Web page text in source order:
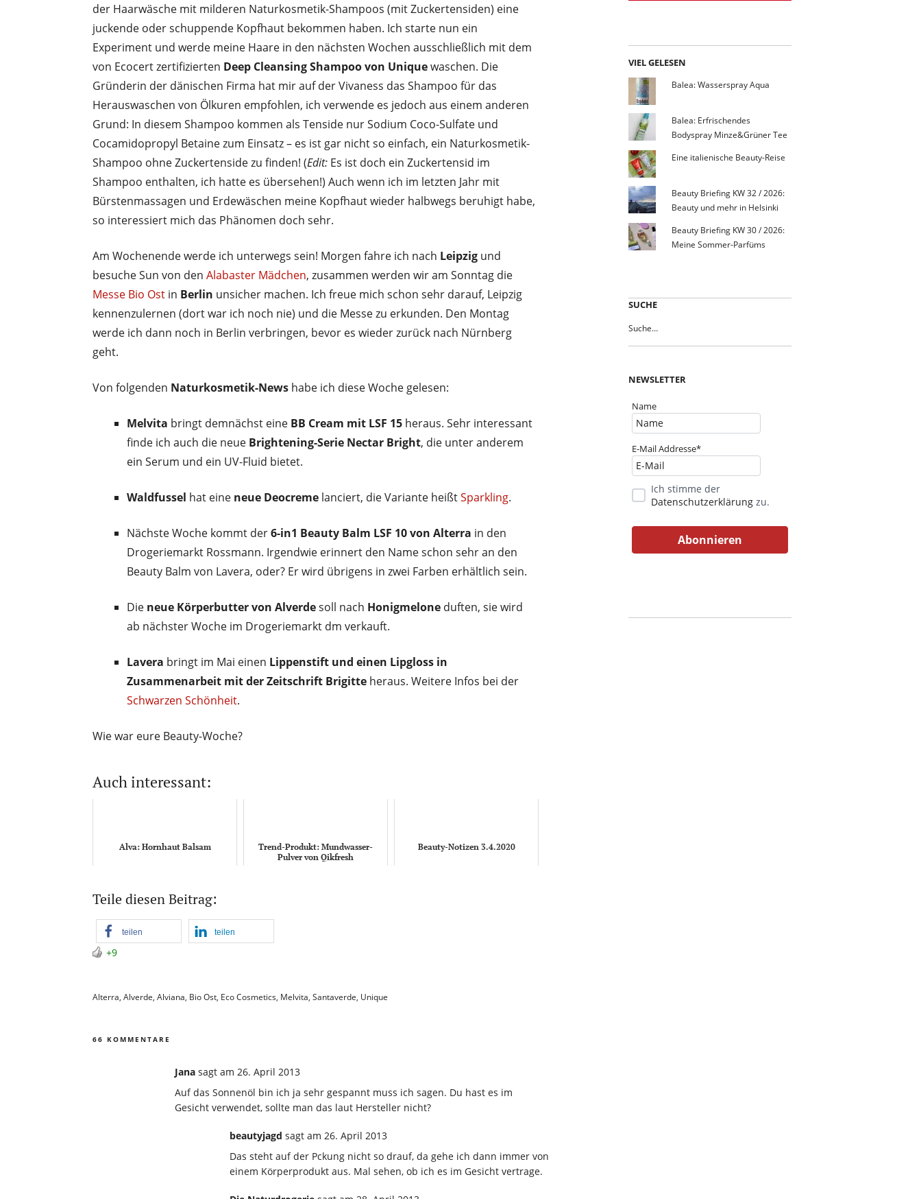
der Haarwäsche mit milderen Naturkosmetik-Shampoos (mit Zuckertensiden) eine
juckende oder schuppende Kopfhaut bekommen haben. Ich starte nun ein
Experiment und werde meine Haare in den nächsten Wochen ausschließlich mit dem
von Ecocert zertifizierten Deep Cleansing Shampoo von Uniquewaschen. Die
Gründerin der dänischen Firma hat mir auf der Vivaness das Shampoo für das
Herauswaschen von Ölkuren empfohlen, ich verwende es jedoch aus einem anderen
Grund: In diesem Shampoo kommen als Tenside nur Sodium Coco-Sulfate und
Cocamidopropyl Betaine zum Einsatz – es ist gar nicht so einfach, ein Naturkosmetik-
Shampoo ohne Zuckertenside zu finden! (Edit: Es ist doch ein Zuckertensid im
Shampoo enthalten, ich hatte es übersehen!) Auch wenn ich im letzten Jahr mit
Bürstenmassagen und Erdewäschen meine Kopfhaut wieder halbwegs beruhigt habe,
so interessiert mich das Phänomen doch sehr.
Am Wochenende werde ich unterwegs sein! Morgen fahre ich nach Leipzig und
besuche Sun von den Alabaster Mädchen, zusammen werden wir am Sonntag die
Messe Bio Ost in Berlin unsicher machen. Ich freue mich schon sehr darauf, Leipzig
kennenzulernen (dort war ich noch nie) und die Messe zu erkunden. Den Montag
werde ich dann noch in Berlin verbringen, bevor es wieder zurück nach Nürnberg
geht.
Von folgenden Naturkosmetik-News habe ich diese Woche gelesen:
Melvita bringt demnächst eine BB Cream mit LSF 15 heraus. Sehr interessant
finde ich auch die neue Brightening-Serie Nectar Bright, die unter anderem
ein Serum und ein UV-Fluid bietet.
Waldfussel hat eine neue Deocreme lanciert, die Variante heißtSparkling.
Nächste Woche kommt der6-in1 Beauty Balm LSF 10 von Alterra in den
Drogeriemarkt Rossmann. Irgendwie erinnert den Name schon sehr an den
Beauty Balm von Lavera, oder? Er wird übrigens in zwei Farben erhältlich sein.
Die neue Körperbutter von Alverdesoll nach Honigmelone duften, sie wird
ab nächster Woche im Drogeriemarkt dm verkauft.
Lavera bringt im Mai einen Lippenstift und einen Lipgloss in
Zusammenarbeit mit der Zeitschrift Brigitte heraus. Weitere Infos bei der
Schwarzen Schönheit.
Wie war eure Beauty-Woche?
Auch interessant:
Alva: Hornhaut Balsam
Trend-Produkt: Mundwasser-
Pulver von Qikfresh
Beauty-Notizen 3.4.2020
Teile diesen Beitrag:
teilen teilen
+9
Alterra, Alverde, Alviana, Bio Ost, Eco Cosmetics, Melvita, Santaverde, Unique
66 KOMMENTARE
Jana sagt am 26. April 2013
Auf das Sonnenöl bin ich ja sehr gespannt muss ich sagen. Du hast es im
Gesicht verwendet, sollte man das laut Hersteller nicht?
beautyjagd sagt am 26. April 2013
Das steht auf der Pckung nicht so drauf, da gehe ich dann immer von
einem Körperprodukt aus. Mal sehen, ob ich es im Gesicht vertrage.
VIEL GELESEN
Balea: Wasserspray Aqua
Balea: Erfrischendes
Bodyspray Minze&Grüner Tee
Eine italienische Beauty-Reise
Beauty Briefing KW 32 / 2026:
Beauty und mehr in Helsinki
Beauty Briefing KW 30 / 2026:
Meine Sommer-Parfüms
SUCHE
NEWSLETTER
Name
E-Mail Addresse*
Ich stimme der
Datenschutzerklärung zu.